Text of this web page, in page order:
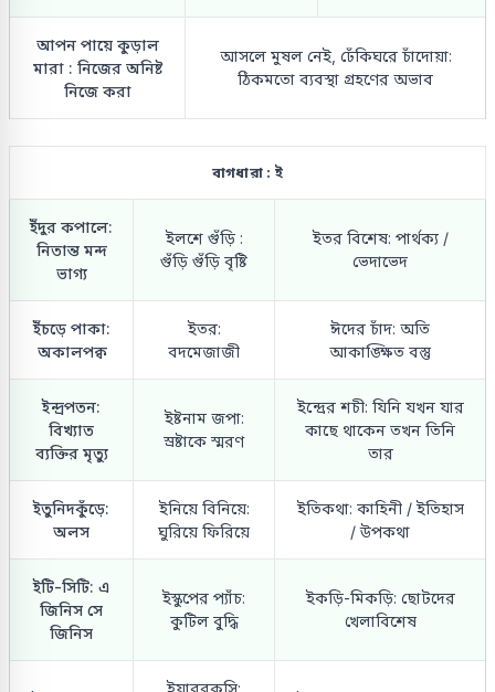
আপন পায়ে কুড়াল
মারা : নিজের অনিষ্ট
নিজে করা
আসলে মুষল নেই, ঢেঁকিঘরে চাঁদোয়া:
ঠিকমতো ব্যবস্থা গ্রহণের অভাব
বাগধারা : ই
ইঁদুর কপালে:
নিতান্ত মন্দ
ভাগ্য
ইলশে গুঁড়ি :
গুঁড়ি গুঁড়ি বৃষ্টি
ইতর বিশেষ: পার্থক্য /
ভেদাভেদ
ইঁচড়ে পাকা:
অকালপক্ব
ইতর:
বদমেজাজী
ঈদের চাঁদ: অতি
আকাঙ্ক্ষিত বস্তু
ইন্দ্রপতন:
বিখ্যাত
ব্যক্তির মৃত্যু
ইষ্টনাম জপা:
স্রষ্টাকে স্মরণ
ইন্দ্রের শচী: যিনি যখন যার
কাছে থাকেন তখন তিনি
তার
ইতুনিদকুঁড়ে:
অলস
ইনিয়ে বিনিয়ে:
ঘুরিয়ে ফিরিয়ে
ইতিকথা: কাহিনী / ইতিহাস
/ উপকথা
ইটি-সিটি: এ
জিনিস সে
জিনিস
ইস্কুপের প্যাঁচ:
কুটিল বুদ্ধি
ইকড়ি-মিকড়ি: ছোটদের
খেলাবিশেষ
ইয়ারবকসি: